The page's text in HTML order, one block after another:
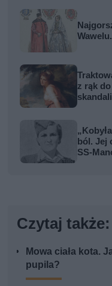
z rąk
ból. Jej
SS-
Czytaj także:
Mowa ciała kota.
pupila?